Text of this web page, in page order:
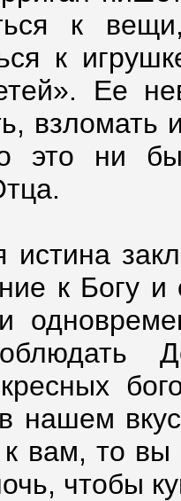
к
к
Ее
это ни
истина
к Богу
нашем
к вам, то
чтобы